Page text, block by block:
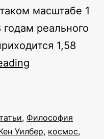
масштабе 1
реального
1,58
, Философия
Уилбер, космос,